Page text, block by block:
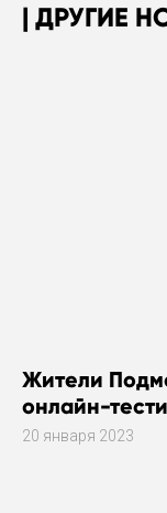
ДРУГИЕ
Жители
онлайн-
20 января 2023